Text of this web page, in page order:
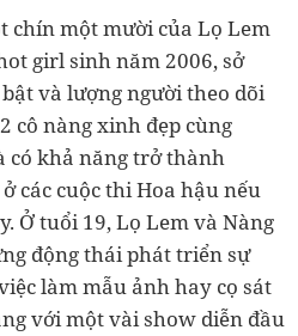
chín một mười của Lọ Lem
girl sinh năm 2006, sở
và lượng người theo dõi
cô nàng xinh đẹp cùng
có khả năng trở thành
các cuộc thi Hoa hậu nếu
Ở tuổi 19, Lọ Lem và Nàng
động thái phát triển sự
làm mẫu ảnh hay cọ sát
với một vài show diễn đầu